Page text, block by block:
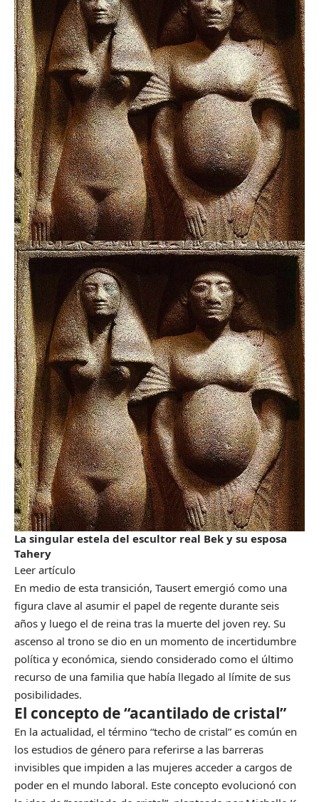
La singular estela del escultor real Bek y su esposa
Tahery
Leer artículo
En medio de esta transición, Tausert emergió como una
figura clave al asumir el papel de regente durante seis
años y luego el de reina tras la muerte del joven rey. Su
ascenso al trono se dio en un momento de incertidumbre
política y económica, siendo considerado como el último
recurso de una familia que había llegado al límite de sus
posibilidades.
El concepto de “acantilado de cristal”
En la actualidad, el término “techo de cristal” es común en
los estudios de género para referirse a las barreras
invisibles que impiden a las mujeres acceder a cargos de
poder en el mundo laboral. Este concepto evolucionó con